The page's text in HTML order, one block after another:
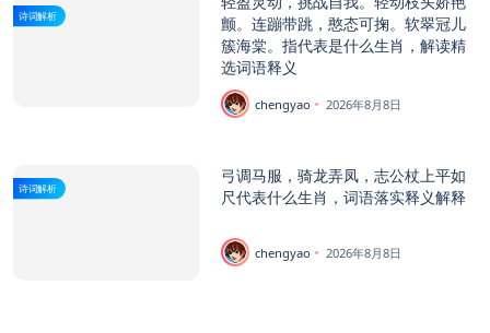
诗词解析
颤。连蹦带跳，憨态可掬。软翠冠儿
簇海棠。指代表是什么生肖，解读精
选词语释义
chengyao 2026年8月8日
诗词解析
弓调马服，骑龙弄凤，志公杖上平如
尺代表什么生肖，词语落实释义解释
chengyao 2026年8月8日